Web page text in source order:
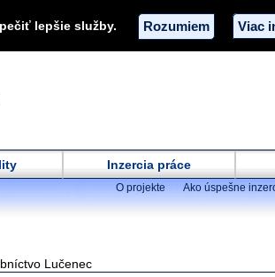
lepšie služby. Rozumiem Viac
Inzercia práce
O projekte Ako úspešne
Lučenec